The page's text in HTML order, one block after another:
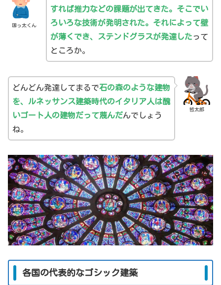
困っ太くん
すれば推力などの課題が出てきた。そこでい
ろいろな技術が発明された。それによって壁
が薄くでき、ステンドグラスが発達したって
ところか。
哲太郎
どんどん発達してまるで石の森のような建物
を、ルネッサンス建築時代のイタリア人は醜
いゴート人の建物だって蔑んだんでしょう
ね。
各国の代表的なゴシック建築